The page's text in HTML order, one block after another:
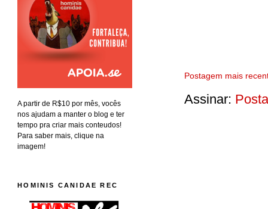
Postagem mais
Assinar:
A partir de R$10 por mês, vocês
nos ajudam a manter o blog e ter
tempo pra criar mais conteudos!
Para saber mais, clique na
imagem!
HOMINIS CANIDAE REC